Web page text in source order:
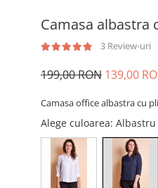
Camasa albastra
3 Review-uri
199,00 RON 139,00
Camasa office albastra cu
Alege culoarea: Albastru